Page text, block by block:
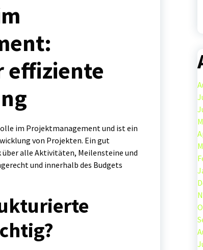
effiziente
im Projektmanagement und ist ein
von Projekten. Ein gut
alle Aktivitäten, Meilensteine und
und innerhalb des Budgets